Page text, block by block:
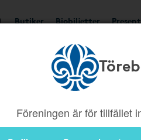
Butiker Biobiljetter
Föreningen är för tillfället